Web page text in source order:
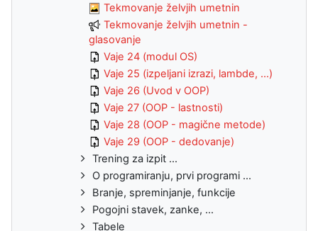
Tekmovanje želvjih umetnin
Tekmovanje želvjih umetnin -
glasovanje
Vaje 24 (modul OS)
Vaje 25 (izpeljani izrazi, lambde, ...)
Vaje 26 (Uvod v OOP)
Vaje 27 (OOP - lastnosti)
Vaje 28 (OOP - magične metode)
Vaje 29 (OOP - dedovanje)
Trening za izpit ...
O programiranju, prvi programi ...
Branje, spreminjanje, funkcije
Pogojni stavek, zanke, ...
Tabele